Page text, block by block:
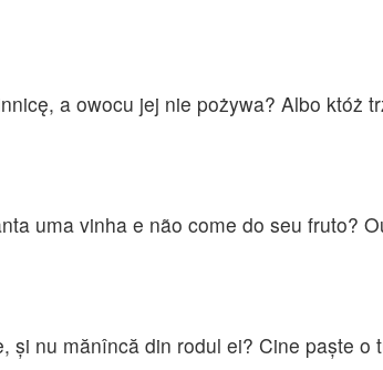
a owocu jej nie pożywa? Albo któż
uma vinha e não come do seu fruto?
nu mănîncă din rodul ei? Cine paşte o